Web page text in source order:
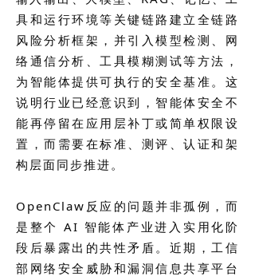
具和运行环境等关键链路建立全链路
风险分析框架，并引入模型检测、网
络通信分析、工具模糊测试等方法，
为智能体提供可执行的安全基准。这
说明行业已经意识到，智能体安全不
能再停留在应用层补丁或简单权限设
置，而需要在标准、测评、认证和架
构层面同步推进。
OpenClaw反应的问题并非孤例，而
是整个 AI 智能体产业进入实用化阶
段后暴露出的共性矛盾。近期，工信
部网络安全威胁和漏洞信息共享平台